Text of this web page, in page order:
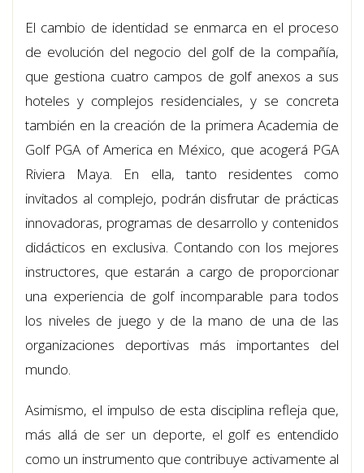
El cambio de identidad se enmarca en el proceso
de evolución del negocio del golf de la compañía,
que gestiona cuatro campos de golf anexos a sus
hoteles y complejos residenciales, y se concreta
también en la creación de la primera Academia de
Golf PGA of America en México, que acogerá PGA
Riviera Maya. En ella, tanto residentes como
invitados al complejo, podrán disfrutar de prácticas
innovadoras, programas de desarrollo y contenidos
didácticos en exclusiva. Contando con los mejores
instructores, que estarán a cargo de proporcionar
una experiencia de golf incomparable para todos
los niveles de juego y de la mano de una de las
organizaciones deportivas más importantes del
mundo.
Asimismo, el impulso de esta disciplina refleja que,
más allá de ser un deporte, el golf es entendido
como un instrumento que contribuye activamente al